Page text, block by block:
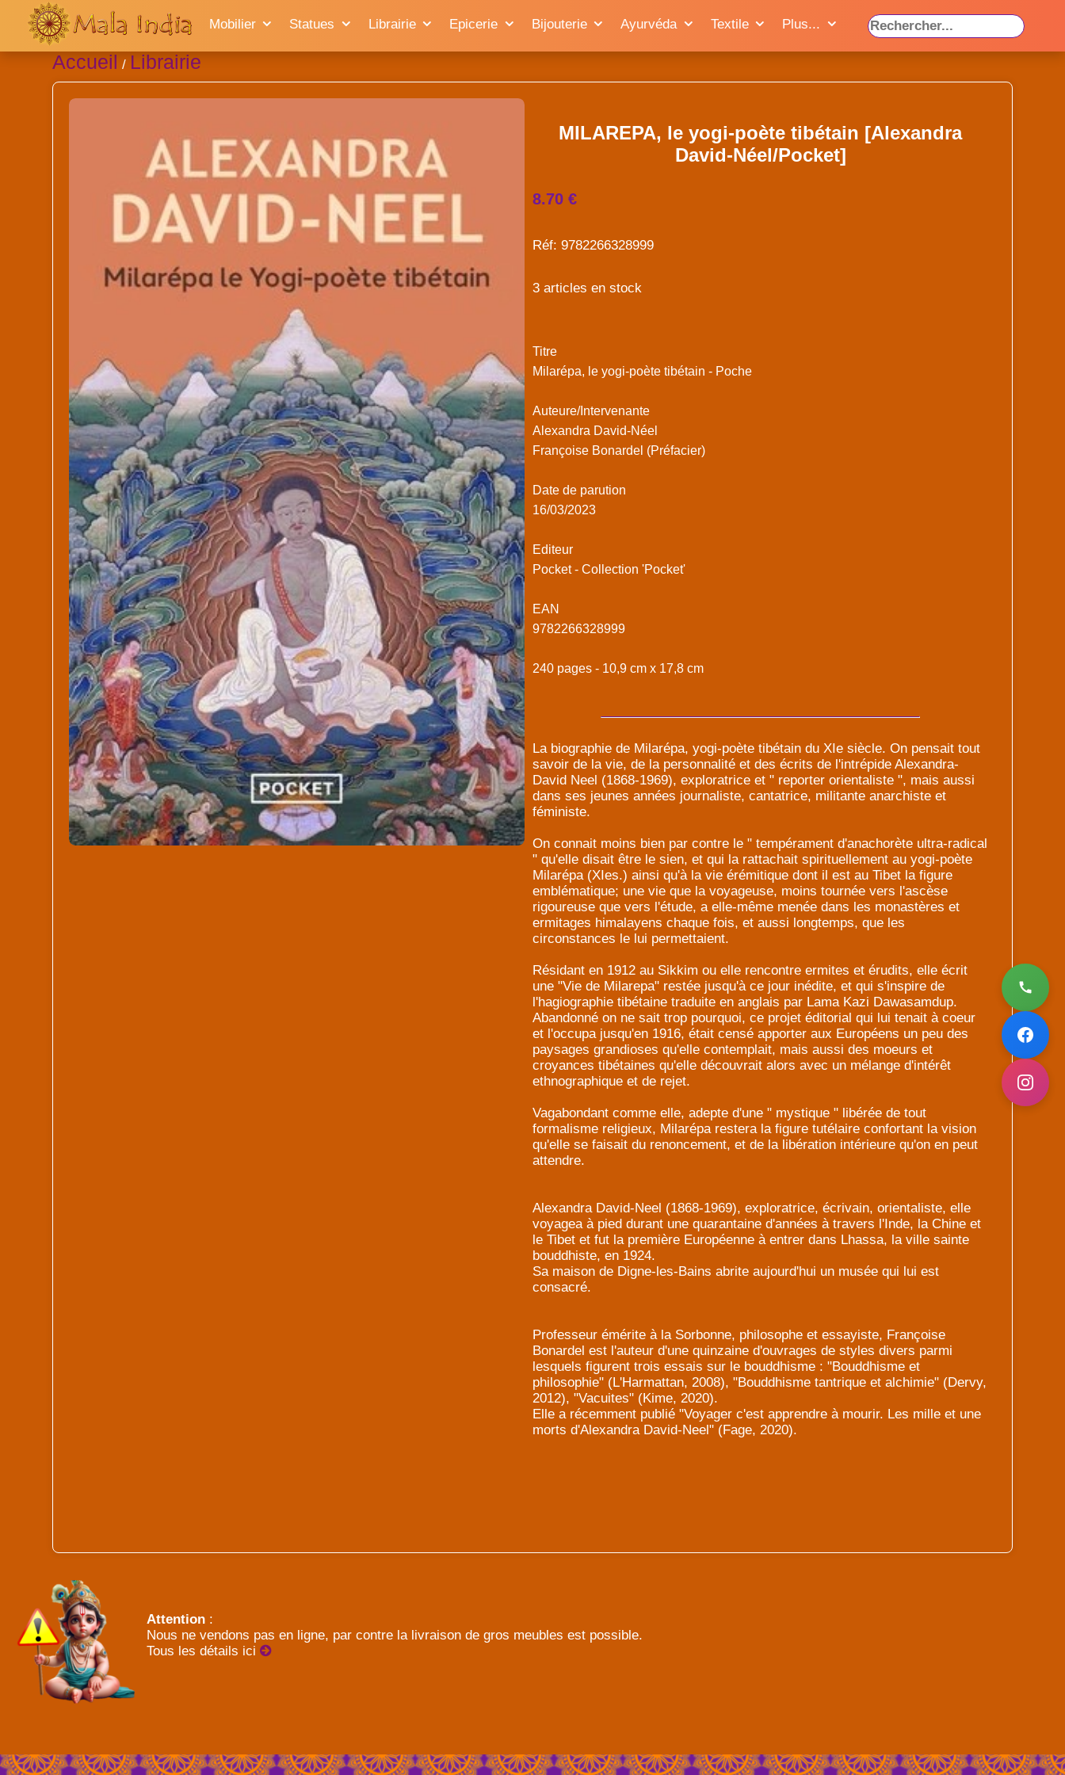
Mobilier Statues Librairie Epicerie Bijouterie Ayurvéda Textile Plus...
Accueil / Librairie
MILAREPA, le yogi-poète tibétain [Alexandra
David-Néel/Pocket]
8.70 €
Réf: 9782266328999
3 articles en stock
Titre
Milarépa, le yogi-poète tibétain - Poche
Auteure/Intervenante
Alexandra David-Néel
Françoise Bonardel (Préfacier)
Date de parution
16/03/2023
Editeur
Pocket - Collection 'Pocket'
EAN
9782266328999
240 pages - 10,9 cm x 17,8 cm
La biographie de Milarépa, yogi-poète tibétain du XIe siècle. On pensait tout
savoir de la vie, de la personnalité et des écrits de l'intrépide Alexandra-
David Neel (1868-1969), exploratrice et " reporter orientaliste ", mais aussi
dans ses jeunes années journaliste, cantatrice, militante anarchiste et
féministe.
On connait moins bien par contre le " tempérament d'anachorète ultra-radical
" qu'elle disait être le sien, et qui la rattachait spirituellement au yogi-poète
Milarépa (XIes.) ainsi qu'à la vie érémitique dont il est au Tibet la figure
emblématique; une vie que la voyageuse, moins tournée vers l'ascèse
rigoureuse que vers l'étude, a elle-même menée dans les monastères et
ermitages himalayens chaque fois, et aussi longtemps, que les
circonstances le lui permettaient.
Résidant en 1912 au Sikkim ou elle rencontre ermites et érudits, elle écrit
une "Vie de Milarepa" restée jusqu'à ce jour inédite, et qui s'inspire de
l'hagiographie tibétaine traduite en anglais par Lama Kazi Dawasamdup.
Abandonné on ne sait trop pourquoi, ce projet éditorial qui lui tenait à coeur
et l'occupa jusqu'en 1916, était censé apporter aux Européens un peu des
paysages grandioses qu'elle contemplait, mais aussi des moeurs et
croyances tibétaines qu'elle découvrait alors avec un mélange d'intérêt
ethnographique et de rejet.
Vagabondant comme elle, adepte d'une " mystique " libérée de tout
formalisme religieux, Milarépa restera la figure tutélaire confortant la vision
qu'elle se faisait du renoncement, et de la libération intérieure qu'on en peut
attendre.
Alexandra David-Neel (1868-1969), exploratrice, écrivain, orientaliste, elle
voyagea à pied durant une quarantaine d'années à travers l'Inde, la Chine et
le Tibet et fut la première Européenne à entrer dans Lhassa, la ville sainte
bouddhiste, en 1924.
Sa maison de Digne-les-Bains abrite aujourd'hui un musée qui lui est
consacré.
Professeur émérite à la Sorbonne, philosophe et essayiste, Françoise
Bonardel est l'auteur d'une quinzaine d'ouvrages de styles divers parmi
lesquels figurent trois essais sur le bouddhisme : "Bouddhisme et
philosophie" (L'Harmattan, 2008), "Bouddhisme tantrique et alchimie" (Dervy,
2012), "Vacuites" (Kime, 2020).
Elle a récemment publié "Voyager c'est apprendre à mourir. Les mille et une
morts d'Alexandra David-Neel" (Fage, 2020).
Attention :
Nous ne vendons pas en ligne, par contre la livraison de gros meubles est possible.
Tous les détails ici